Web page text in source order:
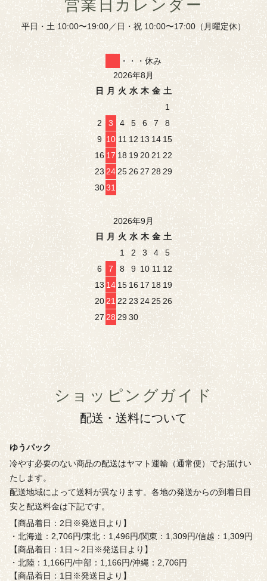
営業日カレンダー
平日・土 10:00〜19:00／日・祝 10:00〜17:00（月曜定休）
・・・休み
2026年8月
日 月 火 水 木 金 土
1
2
3 4 5 6 7
8
9 10 11 12 13 14 15
16 17 18 19 20 21 22
23 242526 27 2829
3031
2026年9月
日 月 火 水 木 金 土
1
2 3 4
5
6
7 8 9 10 11 12
13 14 15 16 17 18 19
20 21 22 23 24 2526
27 28 2930
ショッピングガイド
配送・送料について
ゆうパック
冷やす必要のない商品の配送はヤマト運輸（通常便）でお届けい
たします。
配送地域によって送料が異なります。各地の発送からの到着日目
安と配送料金は下記です。
【商品着日：2日※発送日より】
・北海道：2,706円/東北：1,496円/関東：1,309円/信越：1,309円
【商品着日：1日～2日※発送日より】
・北陸：1,166円/中部：1,166円/沖縄：2,706円
【商品着日：1日※発送日より】